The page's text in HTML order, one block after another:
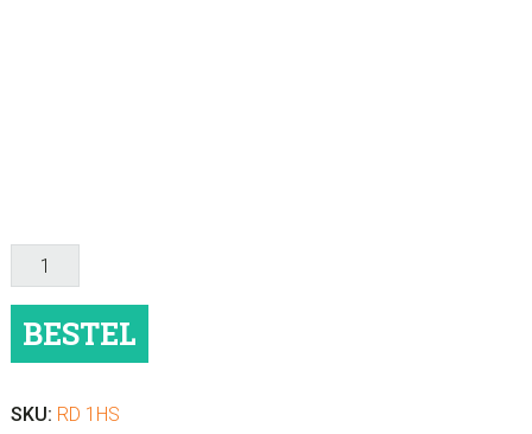
Hondenpenning
luxe
aantal
BESTEL
SKU: RD 1HS